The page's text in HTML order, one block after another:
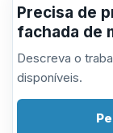
Precisa de
fachada de
Descreva o
disponíveis.